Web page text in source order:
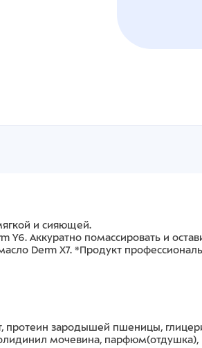
и сияющей.
Аккуратно помассировать и
Derm X7. *Продукт
протеин зародышей пшеницы,
мочевина, парфюм(отдушка),